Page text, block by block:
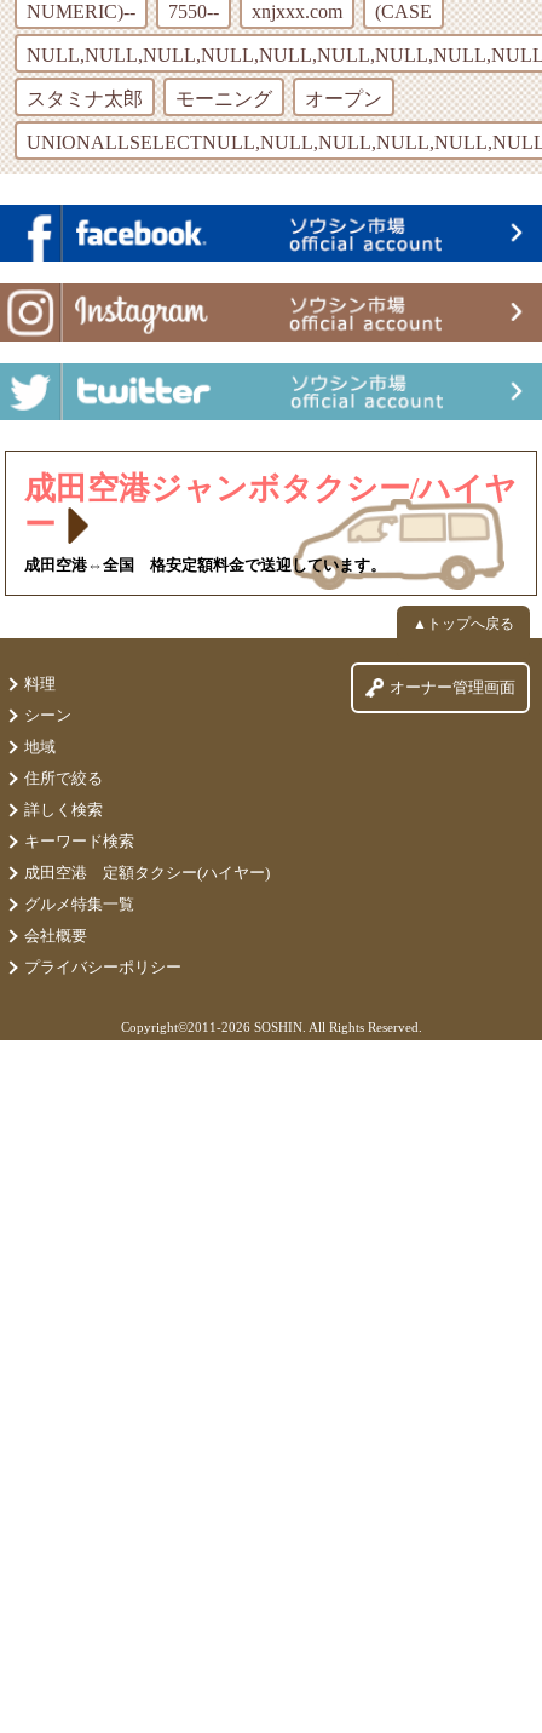
NUMERIC)-- 7550-- xnjxxx.com (CASE
スタミナ太郎 モーニング オープン
成田空港ジャンボタクシー/ハイヤ
ー
成田空港⇔全国 格安定額料金で送迎しています。
▲トップへ戻る
料理
シーン
地域
住所で絞る
詳しく検索
キーワード検索
成田空港 定額タクシー(ハイヤー)
グルメ特集一覧
会社概要
プライバシーポリシー
オーナー管理画面
Copyright©2011-2026 SOSHIN. All Rights Reserved.